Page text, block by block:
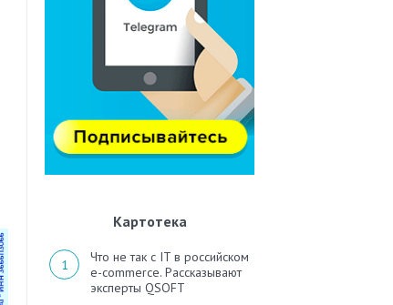
Картотека
Что не так с IT в российском
e-commerce. Рассказывают
эксперты QSOFT